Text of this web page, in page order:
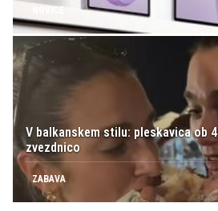
V balkanskem stilu: pleskavica ob
zvezdnico
ZABAVA